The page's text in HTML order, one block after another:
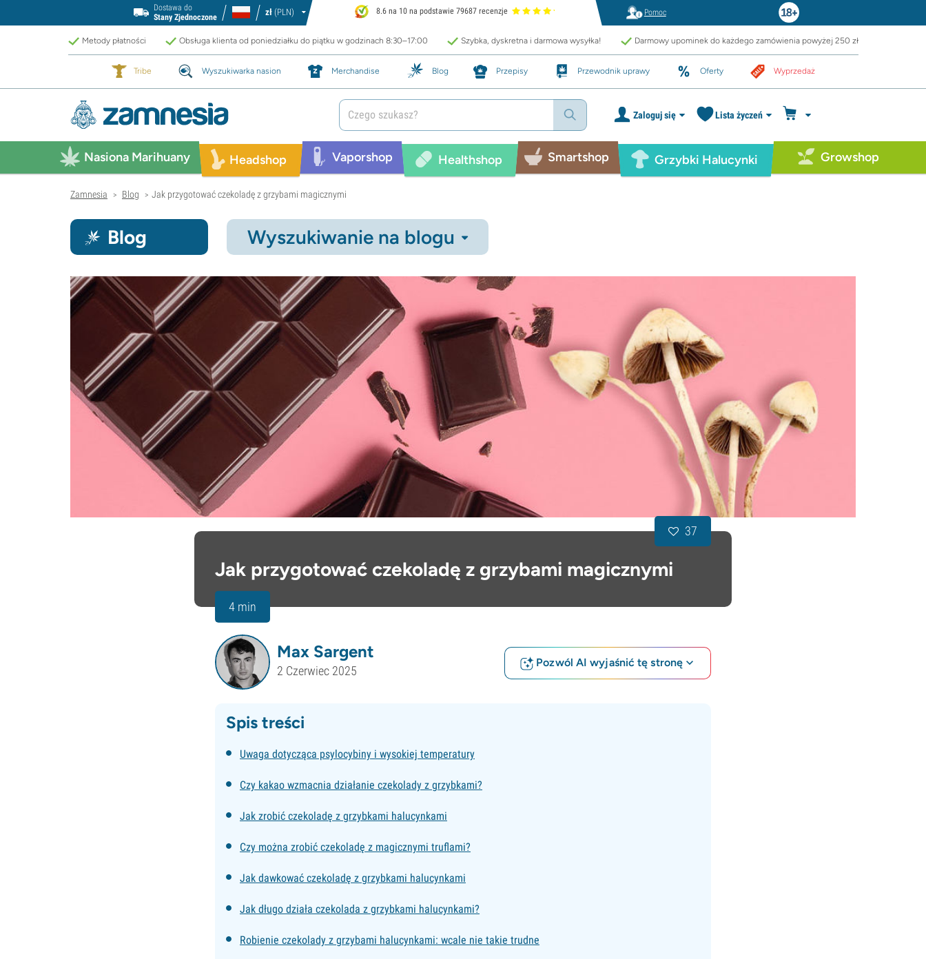
Dostawa do
Stany Zjednoczone
zł (PLN) 8.6 na 10 na podstawie 79687 recenzje Pomoc
Metody płatności Obsługa klienta od poniedziałku do piątku w godzinach 8:30–17:00 Szybka, dyskretna i darmowa wysyłka! Darmowy upominek do każdego zamówienia powyżej 250 zł
Tribe Wyszukiwarka nasion Merchandise Blog Przepisy Przewodnik uprawy Oferty Wyprzedaż
Zaloguj się Lista życzeń
Nasiona Marihuany Headshop Vaporshop Healthshop Smartshop Grzybki Halucynki Growshop
Zamnesia > Blog > Jak przygotować czekoladę z grzybami magicznymi
Blog Wyszukiwanie na blogu
Jak przygotować czekoladę z grzybami magicznymi
4 min
37
Max Sargent
2 Czerwiec 2025
Pozwól AI wyjaśnić tę stronę
Spis treści
Uwaga dotycząca psylocybiny i wysokiej temperatury
Czy kakao wzmacnia działanie czekolady z grzybkami?
Jak zrobić czekoladę z grzybkami halucynkami
Czy można zrobić czekoladę z magicznymi truflami?
Jak dawkować czekoladę z grzybkami halucynkami
Jak długo działa czekolada z grzybkami halucynkami?
Robienie czekolady z grzybami halucynkami: wcale nie takie trudne